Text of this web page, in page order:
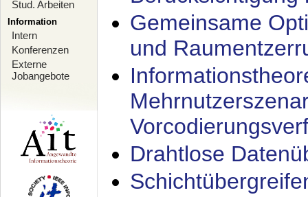
Stud. Arbeiten
Information
Intern
Konferenzen
Externe
Jobangebote
Gemeinsame
und
Drahtlose